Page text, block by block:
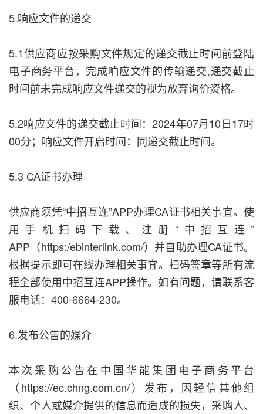
5.响应文件的递交
5.1供应商应按采购文件规定的递交截止时间前登陆
电子商务平台，完成响应文件的传输递交,递交截止
时间前未完成响应文件递交的视为放弃询价资格。
5.2响应文件的递交截止时间：2024年07月10日17时
00分；响应文件开启时间：同递交截止时间。
5.3 CA证书办理
供应商须凭“中招互连”APP办理CA证书相关事宜。使
用手机扫码下载、注册“中招互连”
APP（https:/ebinterlink.com/）并自助办理CA证书。
根据提示即可在线办理相关事宜。扫码签章等所有流
程全部使用中招互连APP操作。如有问题，请联系客
服电话：400-6664-230。
6.发布公告的媒介
本次采购公告在中国华能集团电子商务平台
（https://ec.chng.com.cn/）发布，因轻信其他组
织、个人或媒介提供的信息而造成的损失，采购人、